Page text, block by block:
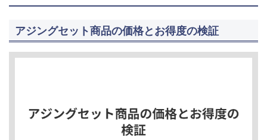
アジングセット商品の価格とお得度の検証